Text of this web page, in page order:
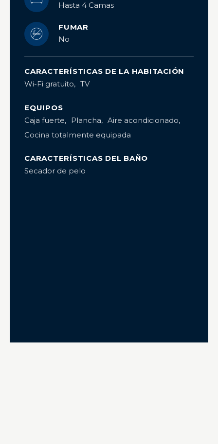
Hasta 4 Camas
FUMAR
No
CARACTERÍSTICAS DE LA HABITACIÓN
Wi-Fi gratuito
TV
EQUIPOS
Caja fuerte
Plancha
Aire acondicionado
Cocina totalmente equipada
CARACTERÍSTICAS DEL BAÑO
Secador de pelo